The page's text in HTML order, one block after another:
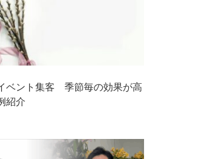
ベント集客 季節毎の効果が高
紹介